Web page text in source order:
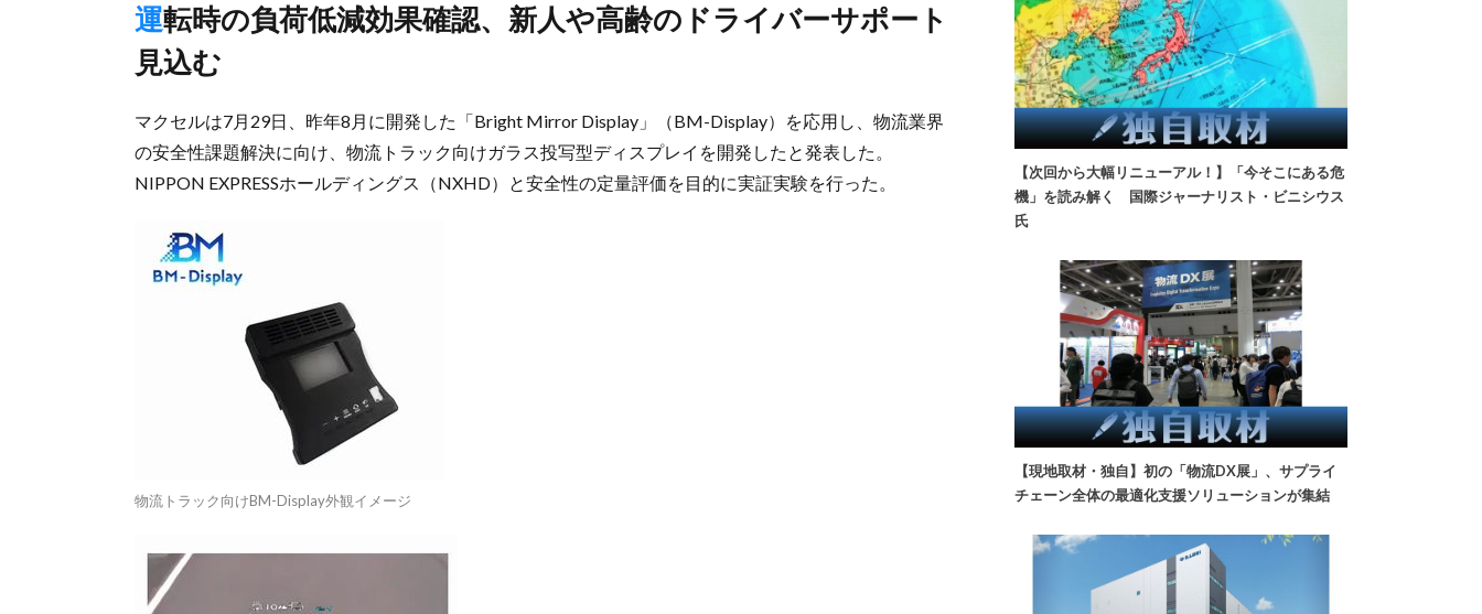
運転時の負荷低減効果確認、新人や高齢のドライバーサポート
見込む
マクセルは7月29日、昨年8月に開発した「Bright Mirror Display」（BM-Display）を応用し、物流業界
の安全性課題解決に向け、物流トラック向けガラス投写型ディスプレイを開発したと発表した。
NIPPON EXPRESSホールディングス（NXHD）と安全性の定量評価を目的に実証実験を行った。
物流トラック向けBM-Display外観イメージ
【次回から大幅リニューアル！】「今そこにある危
機」を読み解く 国際ジャーナリスト・ビニシウス
氏
【現地取材・独自】初の「物流DX展」、サプライ
チェーン全体の最適化支援ソリューションが集結